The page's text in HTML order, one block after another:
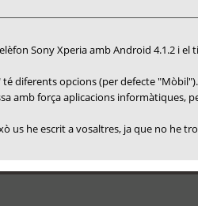
Sony Xperia amb Android 4.1.2 i
diferents opcions (per defecte
força aplicacions informàtiques,
he escrit a vosaltres, ja que no he